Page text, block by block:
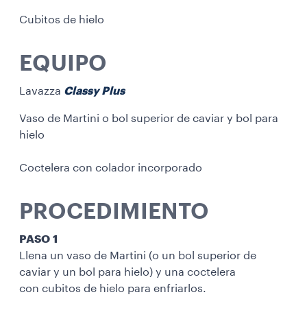
Cubitos de hielo
EQUIPO
Lavazza Classy Plus
Vaso de Martini o bol superior de caviar y bol para
hielo
Coctelera con colador incorporado
PROCEDIMIENTO
PASO 1
Llena un vaso de Martini (o un bol superior de
caviar y un bol para hielo) y una coctelera
con cubitos de hielo para enfriarlos.